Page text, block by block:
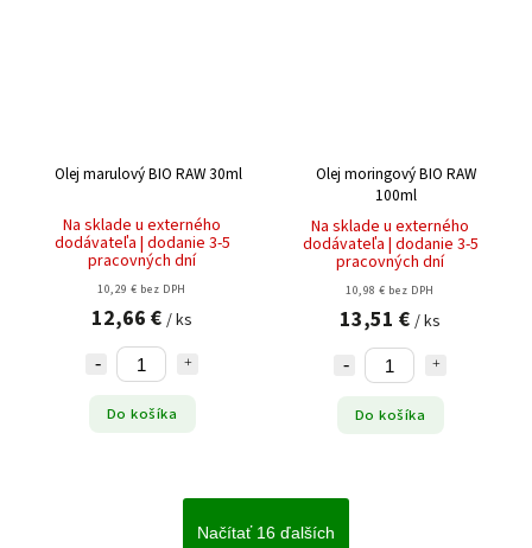
Olej marulový BIO RAW 30ml
Na sklade u externého
dodávateľa | dodanie 3-5
pracovných dní
10,29 € bez DPH
12,66 € / ks
Do košíka
Olej moringový BIO RAW
100ml
Na sklade u externého
dodávateľa | dodanie 3-5
pracovných dní
10,98 € bez DPH
13,51 € / ks
Do košíka
Načítať 16 ďalších